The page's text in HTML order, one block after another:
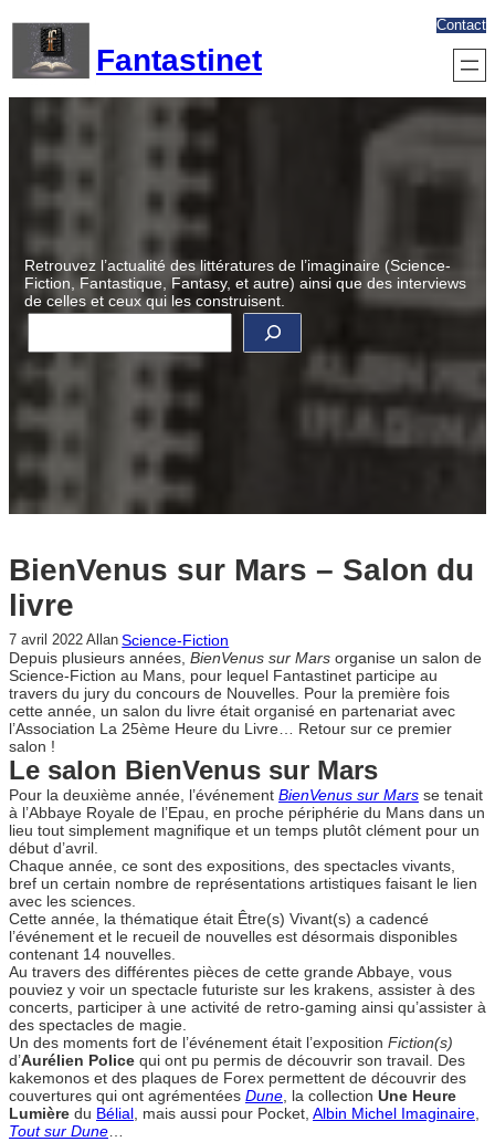
contenu
Fantastinet
Contact
Retrouvez l’actualité des littératures de l’imaginaire (Science-
Fiction, Fantastique, Fantasy, et autre) ainsi que des interviews
de celles et ceux qui les construisent.
R
c
r
r
BienVenus sur Mars – Salon du
livre
7 avril 2022 Allan Science-Fiction
Depuis plusieurs années, BienVenus sur Mars organise un salon de
Science-Fiction au Mans, pour lequel Fantastinet participe au
travers du jury du concours de Nouvelles. Pour la première fois
cette année, un salon du livre était organisé en partenariat avec
l’Association La 25ème Heure du Livre… Retour sur ce premier
salon !
Le salon BienVenus sur Mars
Pour la deuxième année, l’événement BienVenus sur Mars se tenait
à l’Abbaye Royale de l’Epau, en proche périphérie du Mans dans un
lieu tout simplement magnifique et un temps plutôt clément pour un
début d’avril.
Chaque année, ce sont des expositions, des spectacles vivants,
bref un certain nombre de représentations artistiques faisant le lien
avec les sciences.
Cette année, la thématique était Être(s) Vivant(s) a cadencé
l’événement et le recueil de nouvelles est désormais disponibles
contenant 14 nouvelles.
Au travers des différentes pièces de cette grande Abbaye, vous
pouviez y voir un spectacle futuriste sur les krakens, assister à des
concerts, participer à une activité de retro-gaming ainsi qu’assister à
des spectacles de magie.
Un des moments fort de l’événement était l’exposition Fiction(s)
d’Aurélien Police qui ont pu permis de découvrir son travail. Des
kakemonos et des plaques de Forex permettent de découvrir des
couvertures qui ont agrémentées Dune, la collection Une Heure
Lumière du Bélial, mais aussi pour Pocket, Albin Michel Imaginaire,
Tout sur Dune…